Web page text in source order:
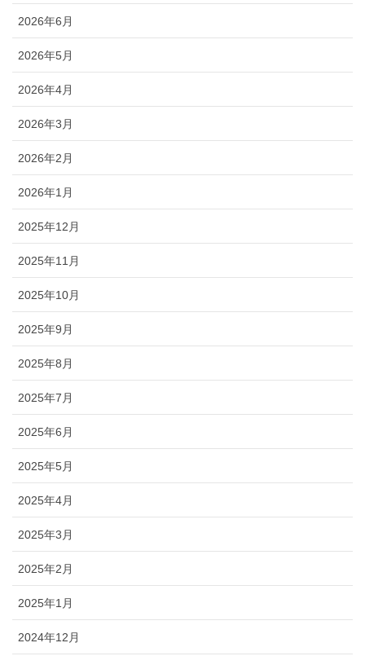
2026年6月
2026年5月
2026年4月
2026年3月
2026年2月
2026年1月
2025年12月
2025年11月
2025年10月
2025年9月
2025年8月
2025年7月
2025年6月
2025年5月
2025年4月
2025年3月
2025年2月
2025年1月
2024年12月